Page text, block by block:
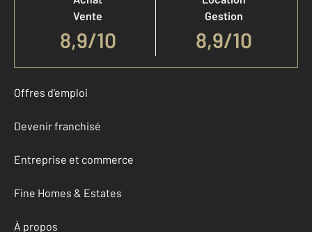
Vente
8,9/10
Gestion
8,9/10
Offres d'emploi
Devenir franchisé
Entreprise et commerce
Fine Homes & Estates
À propos